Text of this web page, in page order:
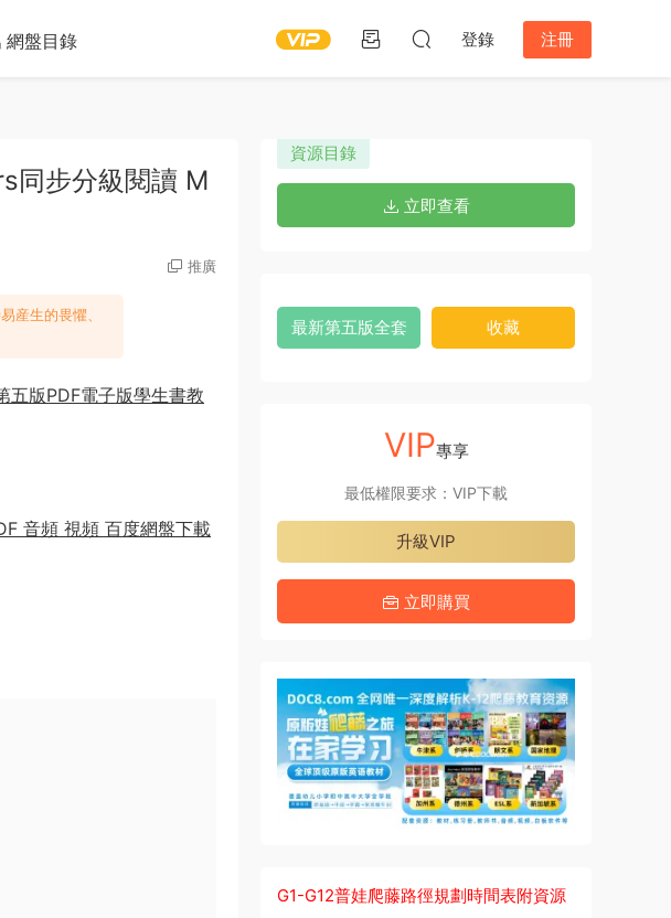
網盤目錄 登錄 注冊
同步分級閱讀 M
推廣
産生的畏懼、
版PDF電子版學生書教
音頻 視頻 百度網盤下載
資源目錄
立即查看
最新第五版全套 收藏
VIP專享
最低權限要求：VIP下載
升級VIP
立即購買
G1-G12普娃爬藤路徑規劃時間表附資源